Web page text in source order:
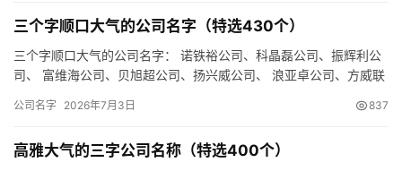
三个字顺口大气的公司名字（特选430个）
三个字顺口大气的公司名字： 诺铁裕公司、科晶磊公司、振辉利公
司、 富维海公司、贝旭超公司、扬兴威公司、 浪亚卓公司、方威联
公司名字 2026年7月3日 837
高雅大气的三字公司名称（特选400个）